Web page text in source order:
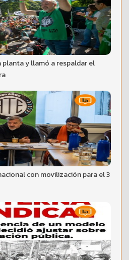
planta y llamó a respaldar el
con movilización para el 3